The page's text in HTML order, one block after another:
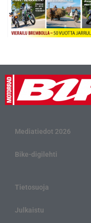
Mediatiedot 2026
Bike-digilehti
Tietosuoja
Julkaistu